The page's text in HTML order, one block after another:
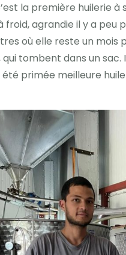
la première huilerie
agrandie il y a peu
où elle reste un
tombent dans un
primée meilleure